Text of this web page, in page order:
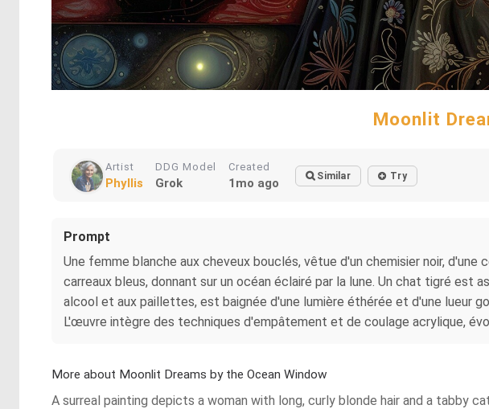
Moonlit
Artist
Phyllis
DDG Model
Grok
Created
1mo ago Similar Try
Prompt
Une femme blanche aux cheveux bouclés, vêtue d'un chemisier noir,
carreaux bleus, donnant sur un océan éclairé par la lune. Un chat tigré est
alcool et aux paillettes, est baignée d'une lumière éthérée et d'une lueur
L'œuvre intègre des techniques d'empâtement et de coulage acrylique,
More about Moonlit Dreams by the Ocean Window
A surreal painting depicts a woman with long, curly blonde hair and a tabby